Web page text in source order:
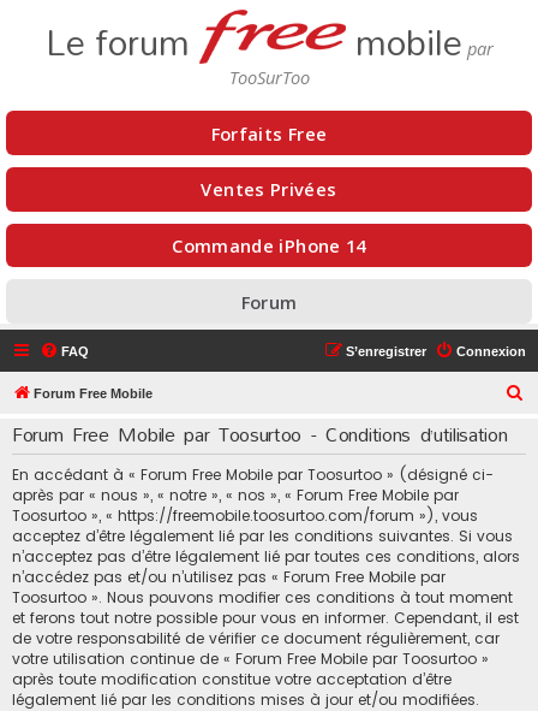
Le forum mobile
Forfaits Free
Ventes Privées
Commande iPhone 14
Forum
FAQ Connexion
S’enregistrer
Forum Free Mobile
Forum Free Mobile par Toosurtoo - Conditions d’utilisation
En accédant à « Forum Free Mobile par Toosurtoo » (désigné ci-
après par « nous », « notre », « nos », « Forum Free Mobile par
Toosurtoo », « https://freemobile.toosurtoo.com/forum »), vous
acceptez d’être légalement lié par les conditions suivantes. Si vous
n’acceptez pas d’être légalement lié par toutes ces conditions, alors
n’accédez pas et/ou n’utilisez pas « Forum Free Mobile par
Toosurtoo ». Nous pouvons modifier ces conditions à tout moment
et ferons tout notre possible pour vous en informer. Cependant, il est
de votre responsabilité de vérifier ce document régulièrement, car
votre utilisation continue de « Forum Free Mobile par Toosurtoo »
après toute modification constitue votre acceptation d’être
légalement lié par les conditions mises à jour et/ou modifiées.